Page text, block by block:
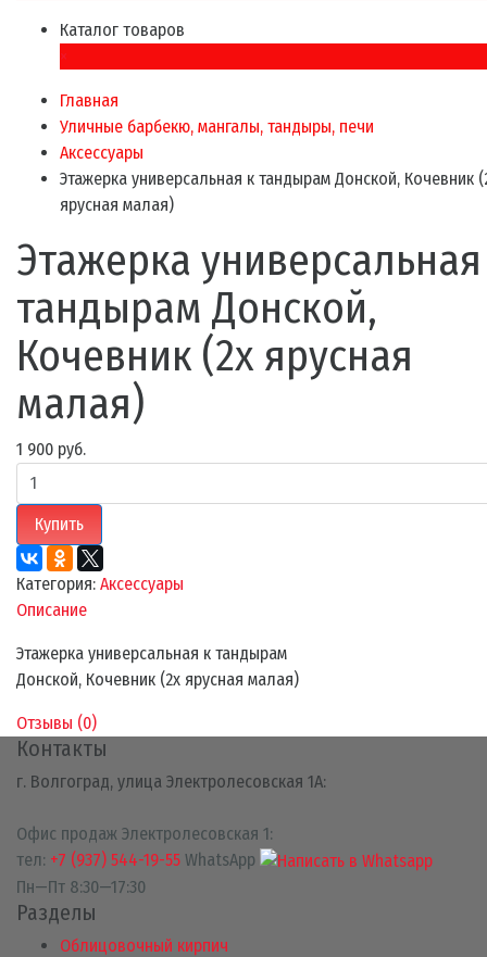
Каталог товаров
×
Главная
Уличные барбекю, мангалы, тандыры, печи
Аксессуары
Этажерка универсальная к тандырам Донской, Кочевник
ярусная малая)
Этажерка
тандырам Донской,
Кочевник (2х ярусная
малая)
1 900 руб.
Купить
Категория: Аксессуары
Описание
Этажерка универсальная к тандырам
Донской, Кочевник (2х ярусная малая)
Отзывы (0)
Контакты
г. Волгоград, улица Электролесовская 1А:
Офис продаж Электролесовская 1:
тел: +7 (937) 544-19-55 WhatsApp
Пн—Пт 8:30—17:30
Разделы
Облицовочный кирпич